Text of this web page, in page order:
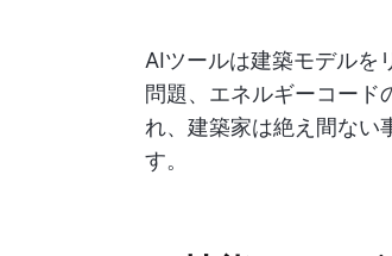
AIツールは建築モデルを
問題、エネルギーコード
れ、建築家は絶え間ない
す。